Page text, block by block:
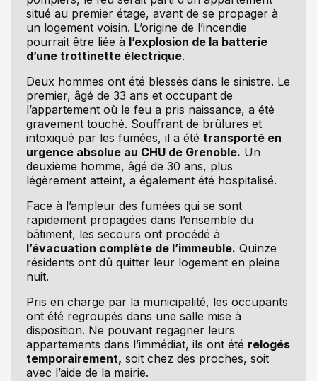
situé au premier étage, avant de se propager à
un logement voisin. L’origine de l’incendie
pourrait être liée à l’explosion de la batterie
d’une trottinette électrique.
Deux hommes ont été blessés dans le sinistre. Le
premier, âgé de 33 ans et occupant de
l’appartement où le feu a pris naissance, a été
gravement touché. Souffrant de brûlures et
intoxiqué par les fumées, il a été transporté en
urgence absolue au CHU de Grenoble. Un
deuxième homme, âgé de 30 ans, plus
légèrement atteint, a également été hospitalisé.
Face à l’ampleur des fumées qui se sont
rapidement propagées dans l’ensemble du
bâtiment, les secours ont procédé à
l’évacuation complète de l’immeuble. Quinze
résidents ont dû quitter leur logement en pleine
nuit.
Pris en charge par la municipalité, les occupants
ont été regroupés dans une salle mise à
disposition. Ne pouvant regagner leurs
appartements dans l’immédiat, ils ont été relogés
temporairement, soit chez des proches, soit
avec l’aide de la mairie.